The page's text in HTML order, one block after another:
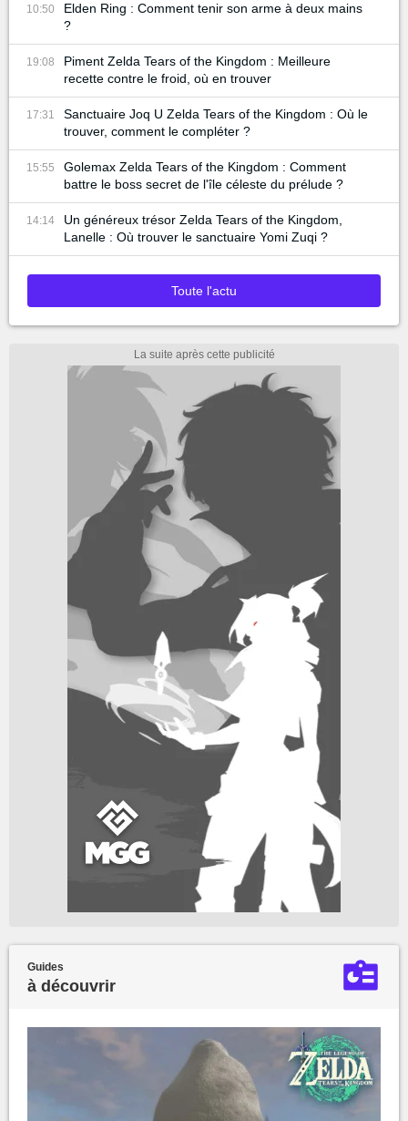
10:50
Elden Ring : Comment tenir son arme à deux mains
?
19:08
Piment Zelda Tears of the Kingdom : Meilleure
recette contre le froid, où en trouver
17:31
Sanctuaire Joq U Zelda Tears of the Kingdom : Où le
trouver, comment le compléter ?
15:55
Golemax Zelda Tears of the Kingdom : Comment
battre le boss secret de l'île céleste du prélude ?
14:14
Un généreux trésor Zelda Tears of the Kingdom,
Lanelle : Où trouver le sanctuaire Yomi Zuqi ?
Toute l'actu
Guides
à découvrir